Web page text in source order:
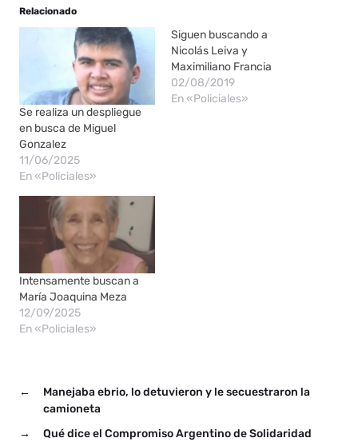
Relacionado
Se realiza un despliegue
en busca de Miguel
Gonzalez
11/06/2025
En «Policiales»
Siguen buscando a
Nicolás Leiva y
Maximiliano Francia
02/08/2019
En «Policiales»
Intensamente buscan a
María Joaquina Meza
12/09/2025
En «Policiales»
←
Manejaba ebrio, lo detuvieron y le secuestraron la
camioneta
→
Qué dice el Compromiso Argentino de Solidaridad